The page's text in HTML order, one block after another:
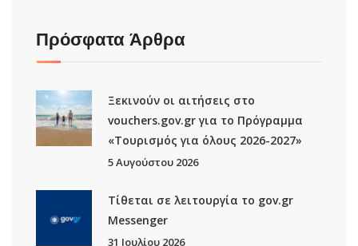
Πρόσφατα Άρθρα
Ξεκινούν οι αιτήσεις στο
vouchers.gov.gr για το Πρόγραμμα
«Τουρισμός για όλους 2026-2027»
5 Αυγούστου 2026
Τίθεται σε λειτουργία το gov.gr
Μessenger
31 Ιουλίου 2026